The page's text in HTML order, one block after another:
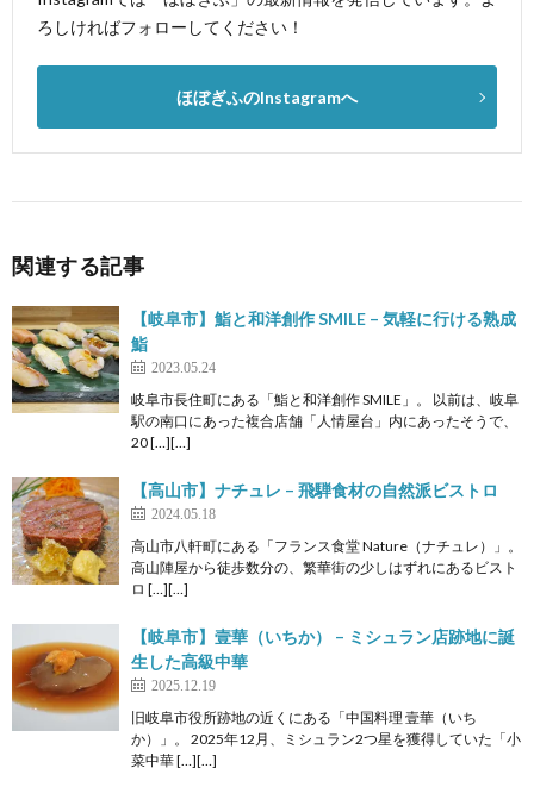
ろしければフォローしてください！
ほぼぎふのInstagramへ
関連する記事
【岐阜市】鮨と和洋創作 SMILE – 気軽に行ける熟成
鮨
2023.05.24
岐阜市長住町にある「鮨と和洋創作 SMILE」。 以前は、岐阜
駅の南口にあった複合店舗「人情屋台」内にあったそうで、
20 […][…]
【高山市】ナチュレ – 飛騨食材の自然派ビストロ
2024.05.18
高山市八軒町にある「フランス食堂 Nature（ナチュレ）」。
高山陣屋から徒歩数分の、繁華街の少しはずれにあるビスト
ロ […][…]
【岐阜市】壹華（いちか） – ミシュラン店跡地に誕
生した高級中華
2025.12.19
旧岐阜市役所跡地の近くにある「中国料理 壹華（いち
か）」。 2025年12月、ミシュラン2つ星を獲得していた「小
菜中華 […][…]